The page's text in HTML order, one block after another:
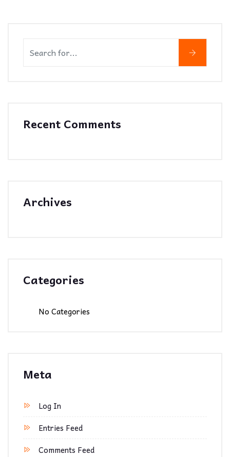
Recent Comments
Archives
Categories
No Categories
Meta
Log In
Entries Feed
Comments Feed